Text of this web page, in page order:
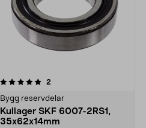
2
Bygg reservdelar
Kullager SKF 6007-2RS1,
35x62x14mm
4.5av 5 stjärnor